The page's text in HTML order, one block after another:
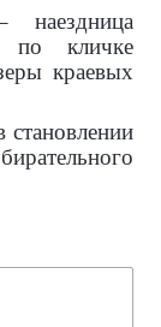
по кличке
краевых
становлении